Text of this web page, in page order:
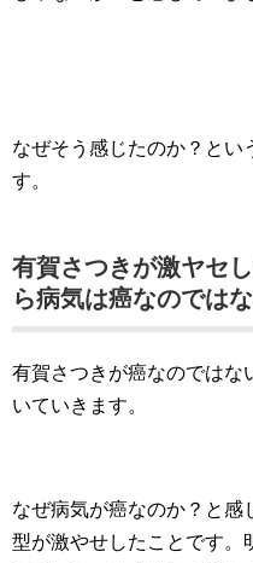
なぜそう感じたのか？とい
す。
有賀さつきが激ヤセ
ら病気は癌なのでは
有賀さつきが癌なのではな
いていきます。
なぜ病気が癌なのか？と感
型が激やせしたことです。